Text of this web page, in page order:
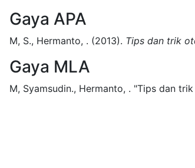
Gaya APA
M, S., Hermanto, . (2013). Tips dan trik
Gaya MLA
M, Syamsudin., Hermanto, . "Tips dan